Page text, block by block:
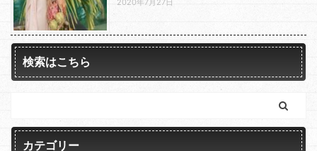
2020年7月27日
検索はこちら
カテゴリー